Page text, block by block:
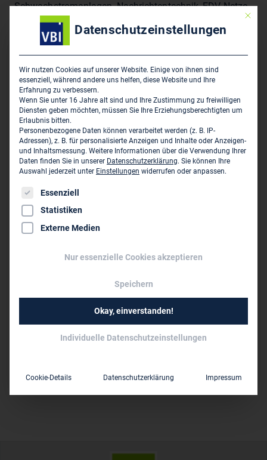
Schwachstromanlagen, Nachrichtentechnik, EDV-Netze,
Fördertechnik, Medizintechnik, MSR-Technik,
Potthoff GmbH - Ingenieurbüro für
Krankenhaustechnik
Lengericher Landstraße 11 B
D-49078 Osnabrück
0541 963 288 10
osnabrueck@potthoff-ingenieure.de
www.potthoff-ingenieure.de
Dieses Unternehmen ist ein Zweigbüro von:
Potthoff GmbH - Ingenieurbüro für
D-40699 Erkrath
0211 900 01 0
erkrath@potthoff-ingenieure.de
Mit
Datenschutzeinstellungen
Wir nutzen Cookies auf unserer Website. Einige von ihnen sind
essenziell, während andere uns helfen, diese Website und Ihre
Erfahrung zu verbessern.
Wenn Sie unter 16 Jahre alt sind und Ihre Zustimmung zu freiwilligen
Diensten geben möchten, müssen Sie Ihre Erziehungsberechtigten um
Erlaubnis bitten.
Personenbezogene Daten können verarbeitet werden (z. B. IP-
Adressen), z. B. für personalisierte Anzeigen und Inhalte oder Anzeigen-
und Inhaltsmessung. Weitere Informationen über die Verwendung Ihrer
Daten finden Sie in unserer Datenschutzerklärung. Sie können Ihre
Auswahl jederzeit unter Einstellungen widerrufen oder anpassen.
Es folgt eine Liste der Service-Gruppen, für die eine
Essenziell
Statistiken
Externe Medien
Nur essenzielle Cookies akzeptieren
Speichern
Okay, einverstanden!
Individuelle Datenschutzeinstellungen
Cookie-Details Datenschutzerklärung Impressum